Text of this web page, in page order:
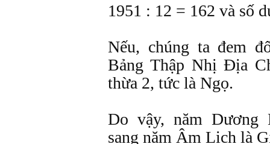
1951 : 12 = 162 và số
Nếu, chúng ta đem
Bảng Thập Nhị Ðịa
thừa 2, tức là Ngọ.
Do vậy, năm Dương
sang năm Âm Lịch là